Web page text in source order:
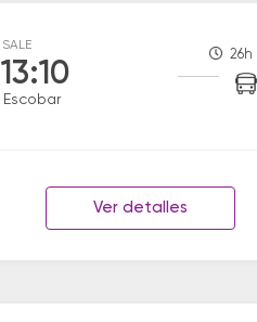
SALE
13:10
Escobar
26h
Ver detalles